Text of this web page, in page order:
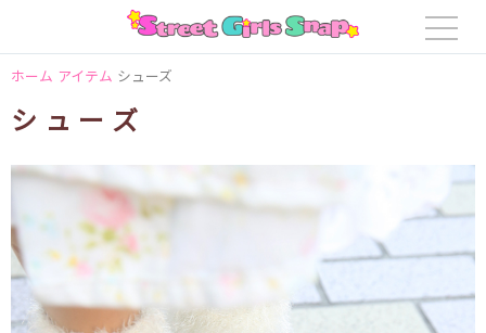
ホーム アイテム シューズ
シューズ